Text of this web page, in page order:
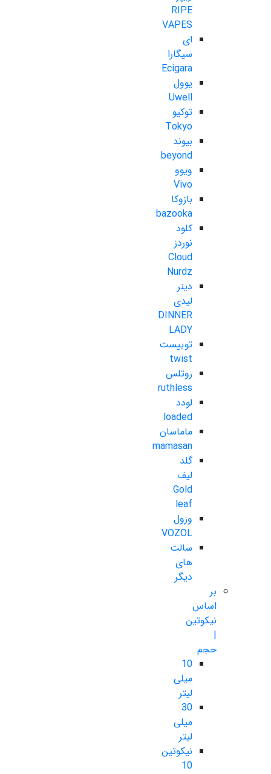
RIPE
VAPES
ای
سیگارا
Ecigara
یوول
Uwell
توکیو
Tokyo
بیوند
beyond
ویوو
Vivo
بازوکا
bazooka
کلود
نوردز
Cloud
Nurdz
دینر
لیدی
DINNER
LADY
توییست
twist
روتلس
ruthless
لودد
loaded
ماماسان
mamasan
گلد
لیف
Gold
leaf
وزول
VOZOL
سالت
های
دیگر
بر
اساس
نیکوتین
|
حجم
10
میلی
لیتر
30
میلی
لیتر
نیکوتین
10